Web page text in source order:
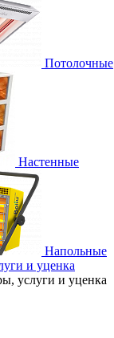
Потолочные
Настенные
Напольные
и уценка
услуги и уценка